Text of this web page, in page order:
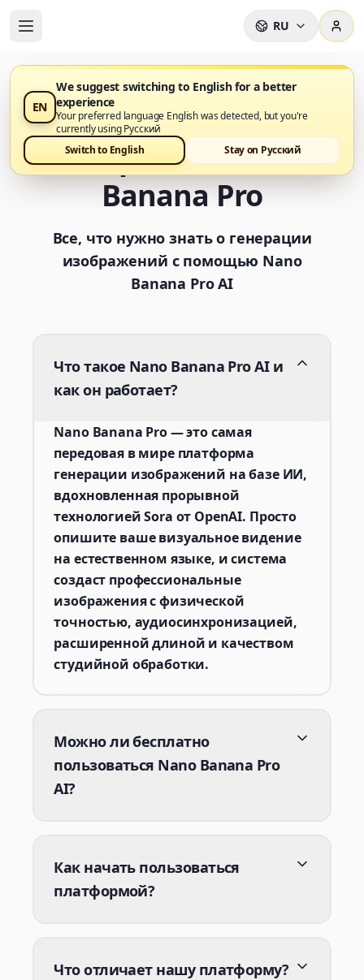
RU
EN
We suggest switching to English for a better
experience
Your preferred language English was detected, but you're
currently using Русский
Switch to English
Stay on Русский
Часто задаваемые
вопросы о Nano
Banana Pro
Все, что нужно знать о генерации
изображений с помощью Nano
Banana Pro AI
Что такое Nano Banana Pro AI и
как он работает?
Nano Banana Pro — это самая
передовая в мире платформа
генерации изображений на базе ИИ,
вдохновленная прорывной
технологией Sora от OpenAI. Просто
опишите ваше визуальное видение
на естественном языке, и система
создаст профессиональные
изображения с физической
точностью, аудиосинхронизацией,
расширенной длиной и качеством
студийной обработки.
Можно ли бесплатно
пользоваться Nano Banana Pro
AI?
Как начать пользоваться
платформой?
Что отличает нашу платформу?